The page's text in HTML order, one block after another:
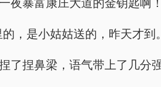
夜暴富康庄大道的金钥匙啊！
的，是小姑姑送的，昨天才到
了捏鼻梁，语气带上了几分